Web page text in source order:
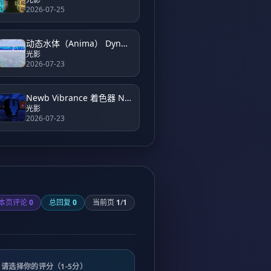
2026-07-25
动态水体（Anima） Dynamic Water (Anima)
光影
2026-07-23
Newb Vibrance 着色器 Newb Vibrance Shader
光影
2026-07-23
页评论0 总回复 0 当前页 1/1
请选择你的评分（1-5分）